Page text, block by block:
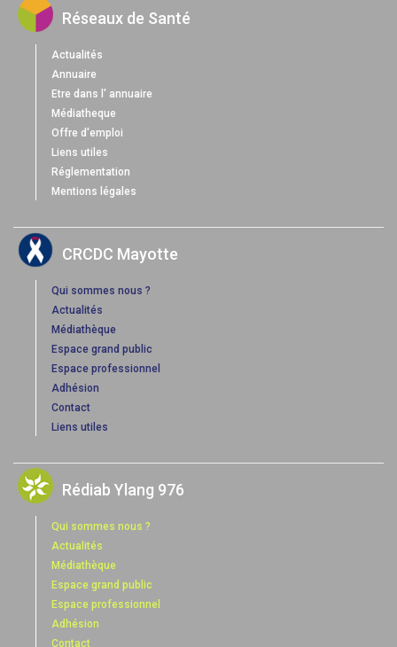
Réseaux de Santé
Actualités
Annuaire
Etre dans l' annuaire
Médiatheque
Offre d'emploi
Liens utiles
Réglementation
Mentions légales
CRCDC Mayotte
Qui sommes nous ?
Actualités
Médiathèque
Espace grand public
Espace professionnel
Adhésion
Contact
Liens utiles
Rédiab Ylang 976
Qui sommes nous ?
Actualités
Médiathèque
Espace grand public
Espace professionnel
Adhésion
Contact